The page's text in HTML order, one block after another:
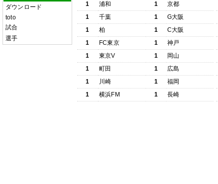
ダウンロード
toto
試合
選手
1
浦和 1
京都
1
千葉 1
G大阪
1
柏 1
C大阪
1
FC東京 1
神戸
1
東京V 1
岡山
1
町田 1
広島
1
川崎 1
福岡
1
横浜FM 1 長崎